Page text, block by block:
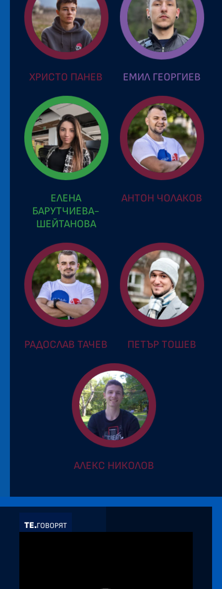
ХРИСТО ПАНЕВ ЕМИЛ ГЕОРГИЕВ
ЕЛЕНА
БАРУТЧИЕВА-
ШЕЙТАНОВА
АНТОН ЧОЛАКОВ
РАДОСЛАВ ТАЧЕВ ПЕТЪР ТОШЕВ
АЛЕКС НИКОЛОВ
ТЕ.ГОВОРЯТ